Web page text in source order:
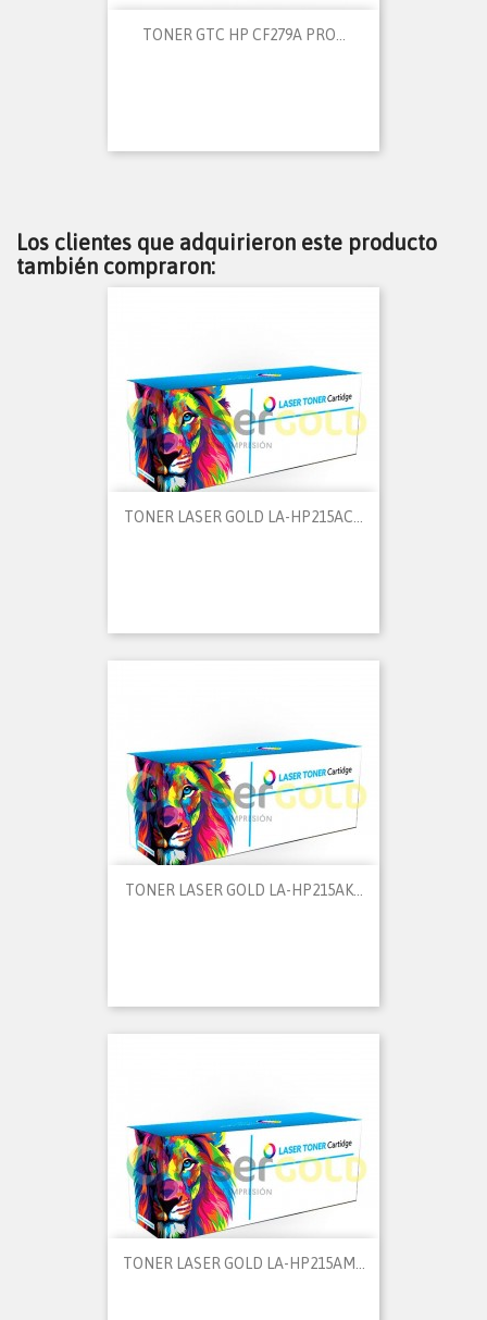
TONER GTC HP CF279A PRO...
Los clientes que adquirieron este producto
también compraron:
TONER LASER GOLD LA-HP215AC...
TONER LASER GOLD LA-HP215AK...
TONER LASER GOLD LA-HP215AM...